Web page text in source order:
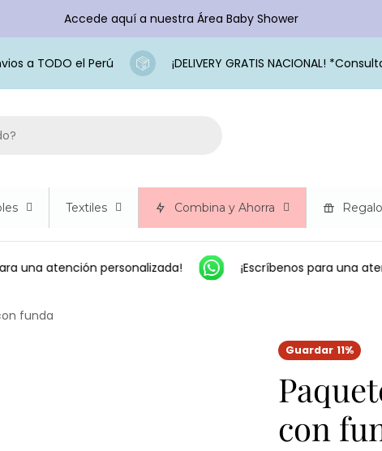
Accede aquí a nuestra Área Baby Shower
a TODO el Perú ¡DELIVERY GRATIS NACIONAL!
Textiles Combina y Ahorra
una atención personalizada! ¡Escríbenos para una
funda
Guardar 11%
con